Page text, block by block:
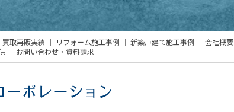
買取再販実績 リフォーム施工事例 新築戸建て施工事例 会社概要
お問い合わせ・資料請求